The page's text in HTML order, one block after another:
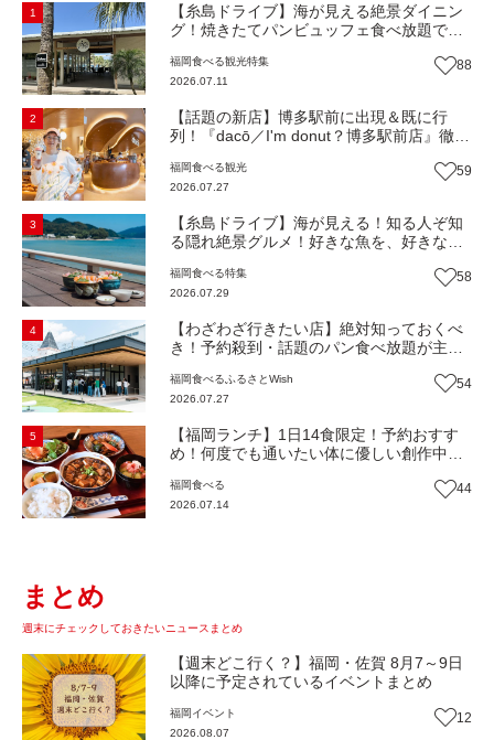
1
【糸島ドライブ】海が見える絶景ダイニン
グ！焼きたてパンビュッフェ食べ放題で大
Beach Cafe』（福岡・糸島市）【まち歩
き】
福岡食べる観光特集
2026.07.11
88
2
【話題の新店】博多駅前に出現＆既に行
列！『dacō／I'm donut？博多駅前店』徹底
しみ方＆イチオシメニューも紹介！（福岡
市博多区）【まち歩き】
福岡食べる観光
2026.07.27
59
3
【糸島ドライブ】海が見える！知る人ぞ知
る隠れ絶景グルメ！好きな魚を、好きなだ
堂』（福岡市西区）【まち歩き】
福岡食べる特集
2026.07.29
58
4
【わざわざ行きたい店】絶対知っておくべ
き！予約殺到・話題のパン食べ放題が主
『bound garden』（福岡・新宮町）【まち
歩き】
福岡食べる ふるさとWish
2026.07.27
54
5
【福岡ランチ】1日14食限定！予約おすす
め！何度でも通いたい体に優しい創作中華
【まち歩き】
福岡食べる
2026.07.14
44
まとめ
週末にチェックしておきたいニュースまとめ
【週末どこ行く？】福岡・佐賀 8月7～9日
以降に予定されているイベントまとめ
福岡 イベント
2026.08.07
12